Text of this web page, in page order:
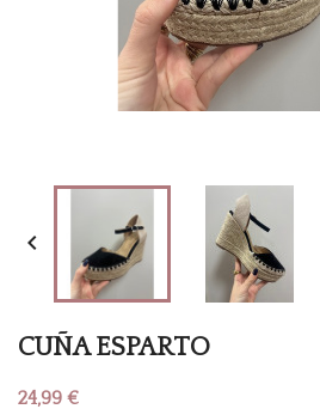

CUÑA ESPARTO
24,99 €